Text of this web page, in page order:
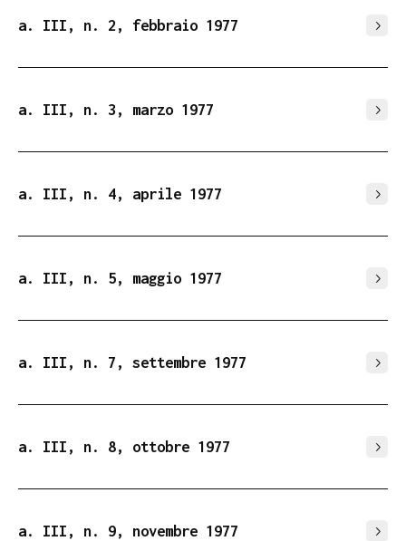
a. III, n. 2, febbraio 1977
a. III, n. 3, marzo 1977
a. III, n. 4, aprile 1977
a. III, n. 5, maggio 1977
a. III, n. 7, settembre 1977
a. III, n. 8, ottobre 1977
a. III, n. 9, novembre 1977